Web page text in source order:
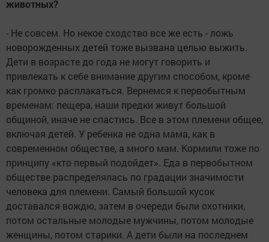
животных?
- Не совсем. Но некое сходство все же есть - ложь
новорожденных детей тоже вызвана целью выжить.
Дети в возрасте до года не могут говорить и
привлекать к себе внимание другим способом, кроме
как громко расплакаться. Вернемся к первобытным
временам: пещера, наши предки живут большой
общиной, иначе не спастись. Все в этом племени общее,
включая детей. У ребенка не одна мама, как в
современном обществе, а много мам. Кормили тоже по
принципу «кто первый подойдет». Еда в первобытном
обществе распределялась по градации значимости
человека для племени. Самый большой кусок
доставался вождю, затем в очереди были охотники,
потом остальные молодые мужчины, потом молодые
женщины, потом старики. А дети были на последнем